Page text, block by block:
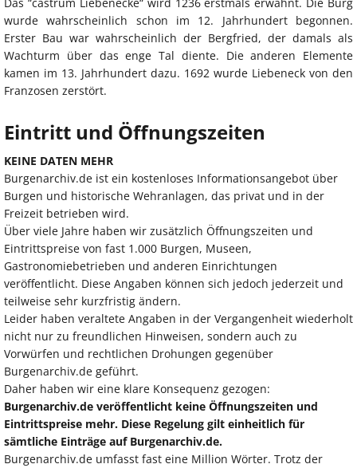
wurde wahrscheinlich schon im 12. Jahrhundert begonnen.
Erster Bau war wahrscheinlich der Bergfried, der damals als
Wachturm über das enge Tal diente. Die anderen Elemente
kamen im 13. Jahrhundert dazu. 1692 wurde Liebeneck von den
Franzosen zerstört.
Eintritt und Öffnungszeiten
KEINE DATEN MEHR
Burgenarchiv.de ist ein kostenloses Informationsangebot über
Burgen und historische Wehranlagen, das privat und in der
Freizeit betrieben wird.
Über viele Jahre haben wir zusätzlich Öffnungszeiten und
Eintrittspreise von fast 1.000 Burgen, Museen,
Gastronomiebetrieben und anderen Einrichtungen
veröffentlicht. Diese Angaben können sich jedoch jederzeit und
teilweise sehr kurzfristig ändern.
Leider haben veraltete Angaben in der Vergangenheit wiederholt
nicht nur zu freundlichen Hinweisen, sondern auch zu
Vorwürfen und rechtlichen Drohungen gegenüber
Burgenarchiv.de geführt.
Daher haben wir eine klare Konsequenz gezogen:
Burgenarchiv.de veröffentlicht keine Öffnungszeiten und
Eintrittspreise mehr. Diese Regelung gilt einheitlich für
sämtliche Einträge auf Burgenarchiv.de.
Burgenarchiv.de umfasst fast eine Million Wörter. Trotz der